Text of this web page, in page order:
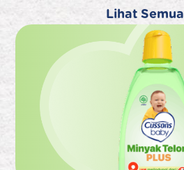
Lihat Semua